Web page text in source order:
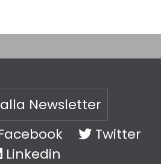
Newsletter
Twitter
Linkedin